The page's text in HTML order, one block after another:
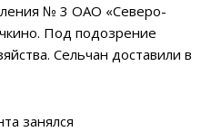
№ 3 ОАО «Северо-
Под подозрение
Сельчан доставили в
занялся